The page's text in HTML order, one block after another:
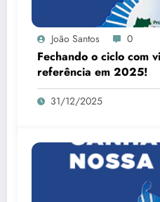
João Santos 0
Fechando o ciclo com
referência em 2025!
31/12/2025